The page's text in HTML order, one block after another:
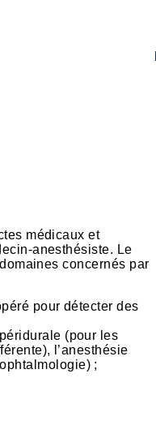
médicaux et
anesthésiste. Le
concernés par
pour détecter des
(pour les
l’anesthésie
;